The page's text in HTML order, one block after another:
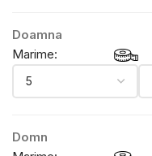
Doamna
Marime:
Domn